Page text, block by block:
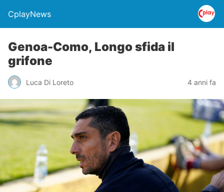
CplayNews
Genoa-Como, Longo sfida il
grifone
Luca Di Loreto 4 anni fa